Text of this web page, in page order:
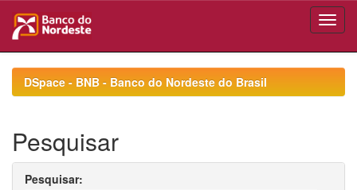
navigationDSpace - BNB - Banco do Nordeste do Brasil
Pesquisar
Pesquisar: